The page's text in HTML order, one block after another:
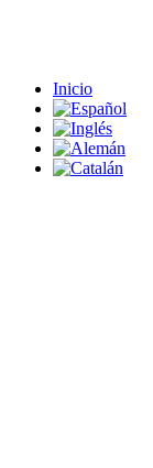
Inicio